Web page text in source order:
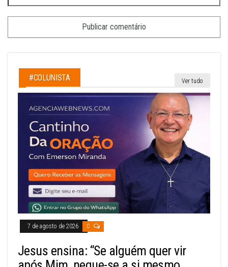
#COLUNISTA Ver tudo
7 de agosto de 2026 0
Jesus ensina: “Se alguém quer vir